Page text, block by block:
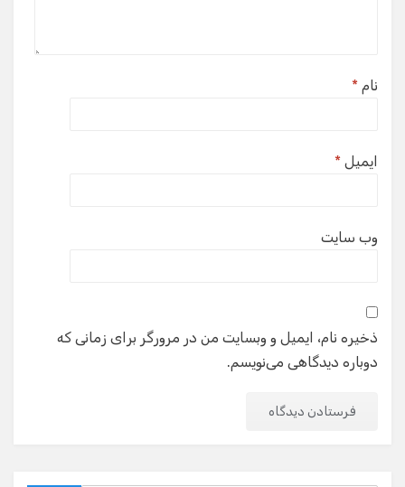
نام *
ایمیل *
وب‌ سایت
ذخیره نام، ایمیل و وبسایت من در مرورگر برای زمانی که
دوباره دیدگاهی می‌نویسم.